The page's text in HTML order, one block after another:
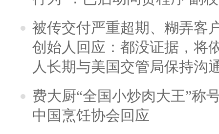
被传交付严重超期、糊弄客
创始人回应：都没证据，将
人长期与美国交管局保持沟
费大厨“全国小炒肉大王”称
中国烹饪协会回应